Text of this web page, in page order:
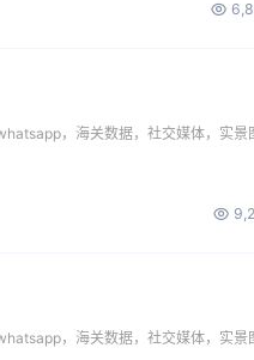
，海关数据，社交媒体，实景
，海关数据，社交媒体，实景